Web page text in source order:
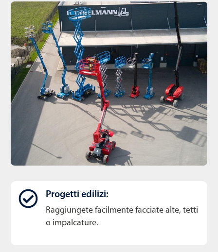
Progetti edilizi:
Raggiungete facilmente facciate alte, tetti
o impalcature.